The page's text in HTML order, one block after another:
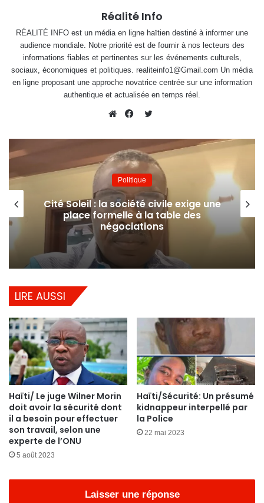
Réalité Info
RÉALITÉ INFO est un média en ligne haïtien destiné à informer une
audience mondiale. Notre priorité est de fournir à nos lecteurs des
informations fiables et pertinentes sur les événements culturels,
sociaux, économiques et politiques. realiteinfo1@Gmail.com Un média
en ligne proposant une approche novatrice centrée sur une information
authentique et actualisée en temps réel.
Politique
Cité Soleil : la société civile exige une
place formelle à la table des
négociations
LIRE AUSSI
Haïti/ Le juge Wilner Morin
doit avoir la sécurité dont
il a besoin pour effectuer
son travail, selon une
experte de l’ONU
5 août 2023
Haïti/Sécurité: Un présumé
kidnappeur interpellé par
la Police
22 mai 2023
Laisser une réponse